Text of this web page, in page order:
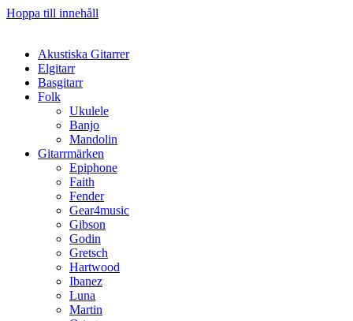
Hoppa till innehåll
Akustiska Gitarrer
Elgitarr
Basgitarr
Folk
Ukulele
Banjo
Mandolin
Gitarrmärken
Epiphone
Faith
Fender
Gear4music
Gibson
Godin
Gretsch
Hartwood
Ibanez
Luna
Martin